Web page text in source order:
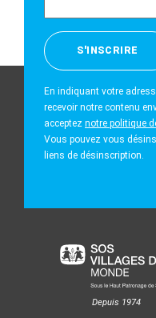
En indiquant votre
recevoir notre contenu
acceptez notre politique
Vous pouvez vous
liens de désinscription.
Depuis 1974